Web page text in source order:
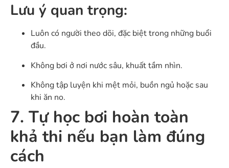
Lưu ý quan trọng:
Luôn có người theo dõi, đặc biệt trong những buổi
đầu.
Không bơi ở nơi nước sâu, khuất tầm nhìn.
Không tập luyện khi mệt mỏi, buồn ngủ hoặc sau
khi ăn no.
7. Tự học bơi hoàn toàn
khả thi nếu bạn làm đúng
cách